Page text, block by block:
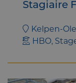
Stagiaire
Kelpen-
HBO,